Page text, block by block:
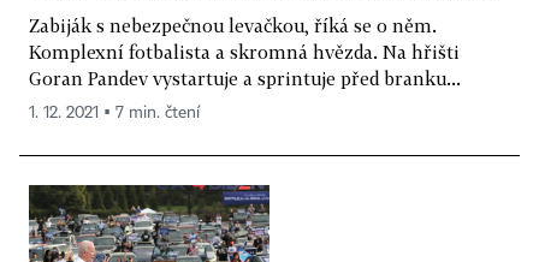
Zabiják s nebezpečnou levačkou, říká se o něm.
Komplexní fotbalista a skromná hvězda. Na hřišti
Goran Pandev vystartuje a sprintuje před branku...
1. 12. 2021 ▪ 7 min. čtení